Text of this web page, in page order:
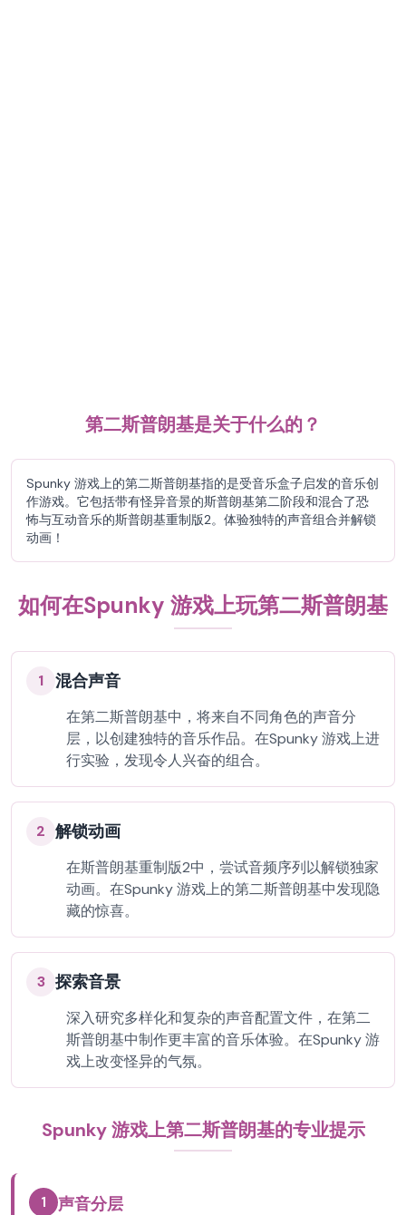
第二斯普朗基是关于什么的？
Spunky 游戏上的第二斯普朗基指的是受音乐盒子启发的音乐创
作游戏。它包括带有怪异音景的斯普朗基第二阶段和混合了恐
怖与互动音乐的斯普朗基重制版2。体验独特的声音组合并解锁
动画！
如何在Spunky 游戏上玩第二斯普朗基
1 混合声音
在第二斯普朗基中，将来自不同角色的声音分
层，以创建独特的音乐作品。在Spunky 游戏上进
行实验，发现令人兴奋的组合。
2 解锁动画
在斯普朗基重制版2中，尝试音频序列以解锁独家
动画。在Spunky 游戏上的第二斯普朗基中发现隐
藏的惊喜。
3 探索音景
深入研究多样化和复杂的声音配置文件，在第二
斯普朗基中制作更丰富的音乐体验。在Spunky 游
戏上改变怪异的气氛。
Spunky 游戏上第二斯普朗基的专业提示
1 声音分层